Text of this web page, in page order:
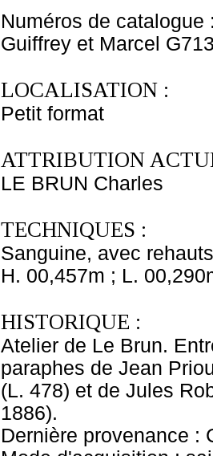
Numéros de catalogue
Guiffrey et Marcel
LOCALISATION :
Petit format
ATTRIBUTION
LE BRUN Charles
TECHNIQUES :
Sanguine, avec
H. 00,457m ; L.
HISTORIQUE :
Atelier de Le Brun.
paraphes de Jean
(L. 478) et de Jules
1886).
Dernière provenance :